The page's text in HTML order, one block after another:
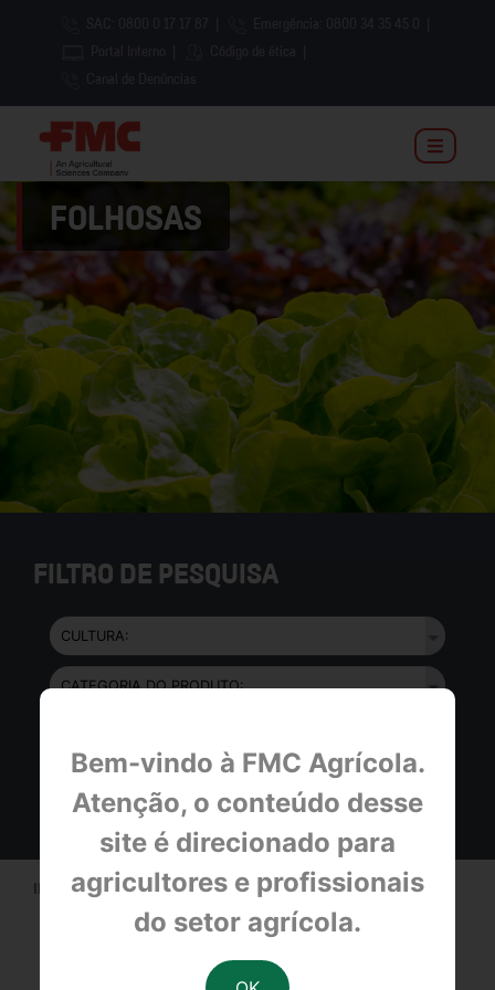
Bem-vindo à FMC Agrícola.
Atenção, o conteúdo desse
site é direcionado para
agricultores e profissionais
do setor agrícola.
FOLHOSAS
FILTRO DE PESQUISA
INÍCIO > CULTURAS >FOLHOSAS
A CULTURA FOLHOSAS